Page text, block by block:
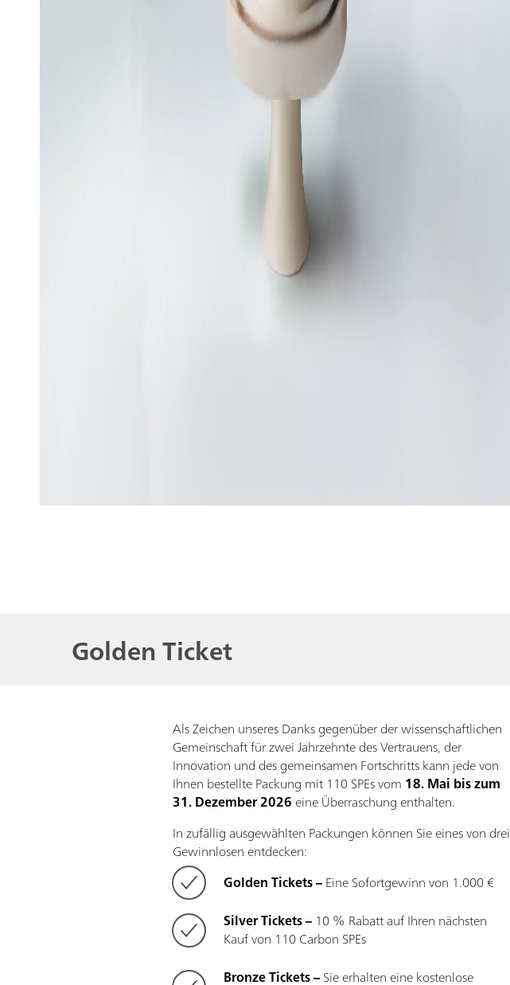
Golden Ticket
Als Zeichen unseres Danks gegenüber der wissenschaftlichen
Gemeinschaft für zwei Jahrzehnte des Vertrauens, der
Innovation und des gemeinsamen Fortschritts kann jede von
Ihnen bestellte Packung mit 110 SPEs vom 18. Mai bis zum
31. Dezember 2026 eine Überraschung enthalten.
In zufällig ausgewählten Packungen können Sie eines von drei
Gewinnlosen entdecken:
Golden Tickets –Eine Sofortgewinn von 1.000 €
Silver Tickets – 10 % Rabatt auf Ihren nächsten
Kauf von 110 Carbon SPEs
Bronze Tickets –Sie erhalten eine kostenlose